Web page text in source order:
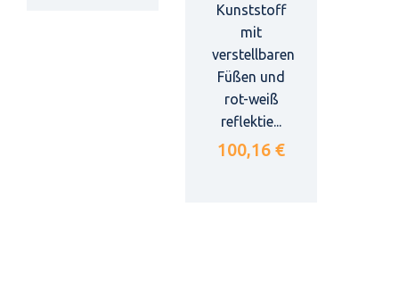
Kunststoff
mit
verstellbaren
Füßen und
rot-weiß
reflektie...
100,16 €